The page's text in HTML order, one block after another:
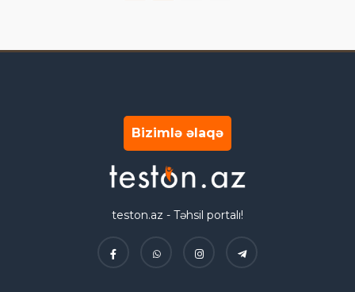
Bizimlə əlaqə
teston.az - Təhsil portalı!